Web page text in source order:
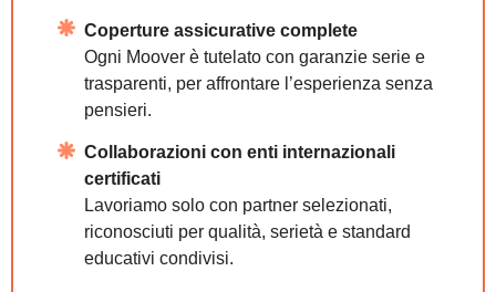
Coperture assicurative complete
Ogni Moover è tutelato con garanzie serie e
trasparenti, per affrontare l’esperienza senza
pensieri.
Collaborazioni con enti internazionali
certificati
Lavoriamo solo con partner selezionati,
riconosciuti per qualità, serietà e standard
educativi condivisi.